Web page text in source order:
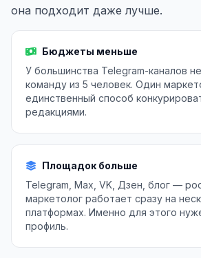
она подходит даже лучше.
Бюджеты меньше
У большинства Telegram-каналов
команду из 5 человек. Один
единственный способ
редакциями.
Площадок больше
Telegram, Max, VK, Дзен, блог —
маркетолог работает сразу на
платформах. Именно для этого
профиль.